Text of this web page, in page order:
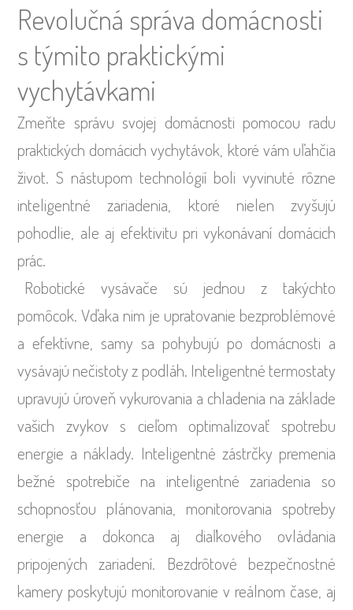
Revolučná správa domácnosti
s týmito praktickými
vychytávkami
Zmeňte správu svojej domácnosti pomocou radu
praktických domácich vychytávok , ktoré vám uľahčia
život. S nástupom technológií boli vyvinuté rôzne
inteligentné zariadenia, ktoré nielen zvyšujú
pohodlie, ale aj efektivitu pri vykonávaní domácich
prác.
Robotické vysávače sú jednou z takýchto
pomôcok. Vďaka nim je upratovanie bezproblémové
a efektívne, samy sa pohybujú po domácnosti a
vysávajú nečistoty z podláh. Inteligentné termostaty
upravujú úroveň vykurovania a chladenia na základe
vašich zvykov s cieľom optimalizovať spotrebu
energie a náklady. Inteligentné zástrčky premenia
bežné spotrebiče na inteligentné zariadenia so
schopnosťou plánovania, monitorovania spotreby
energie a dokonca aj diaľkového ovládania
pripojených zariadení. Bezdrôtové bezpečnostné
kamery poskytujú monitorovanie v reálnom čase, aj